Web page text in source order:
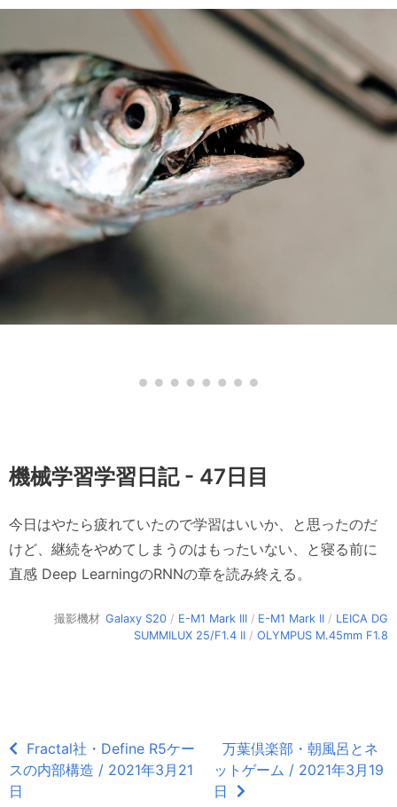
機械学習学習日記 - 47日目
今日はやたら疲れていたので学習はいいか、と思ったのだ
けど、継続をやめてしまうのはもったいない、と寝る前に
直感 Deep LearningのRNNの章を読み終える。
撮影機材 Galaxy S20 / E-M1 Mark III / E-M1 Mark II / LEICA DG
SUMMILUX 25/F1.4 II / OLYMPUS M.45mm F1.8
Fractal社・Define R5ケー
スの内部構造 / 2021年3月21
日
万葉倶楽部・朝風呂とネ
ットゲーム / 2021年3月19
日